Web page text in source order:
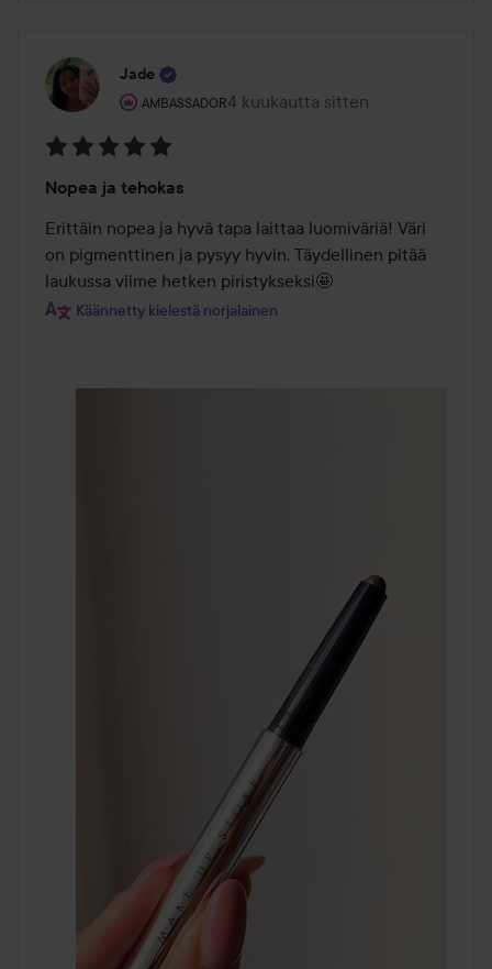
Jade
AMBASSADOR
Käyttäjän rooli: Ambassador.
4 kuukautta sitten
Viesti luotiin 4 kuukautta sitten
5
/
5
Nopea ja tehokas
Erittäin nopea ja hyvä tapa laittaa luomiväriä! Väri
on pigmenttinen ja pysyy hyvin. Täydellinen pitää
laukussa viime hetken piristykseksi🤩
Käännetty kielestä norjalainen